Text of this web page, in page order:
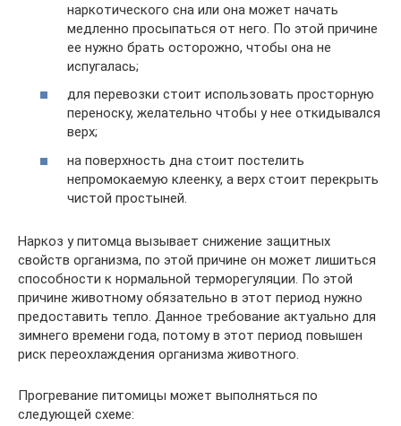
наркотического сна или она может начать
медленно просыпаться от него. По этой причине
ее нужно брать осторожно, чтобы она не
испугалась;
для перевозки стоит использовать просторную
переноску, желательно чтобы у нее откидывался
верх;
на поверхность дна стоит постелить
непромокаемую клеенку, а верх стоит перекрыть
чистой простыней.
Наркоз у питомца вызывает снижение защитных
свойств организма, по этой причине он может лишиться
способности к нормальной терморегуляции. По этой
причине животному обязательно в этот период нужно
предоставить тепло. Данное требование актуально для
зимнего времени года, потому в этот период повышен
риск переохлаждения организма животного.
Прогревание питомицы может выполняться по
следующей схеме: